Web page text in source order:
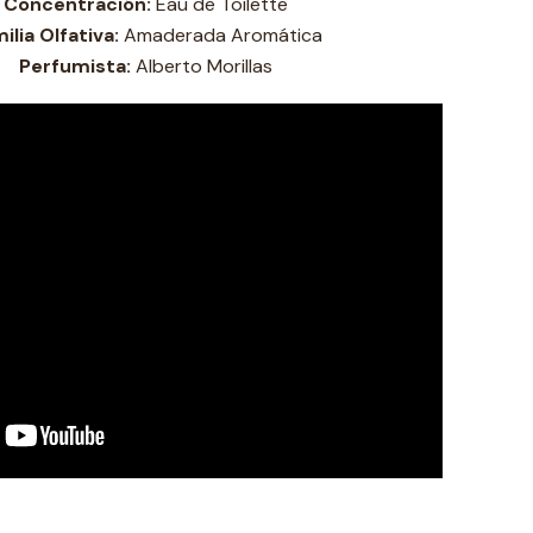
Olfativa: Amaderada Aromática
Perfumista: Alberto Morillas